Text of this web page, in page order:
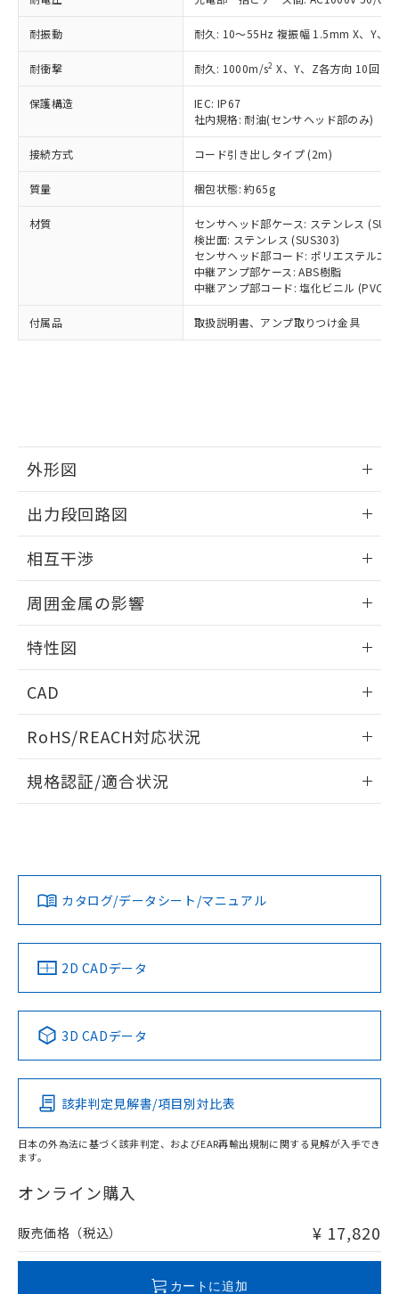
耐振動 耐久: 10～55Hz 複振幅 1.5mm X、Y、Z
耐衝撃 耐久: 1000m/s2 X、Y、Z各方向 10回
保護構造
IEC: IP67
社内規格: 耐油(センサヘッド部のみ)
接続方式 コード引き出しタイプ (2m)
質量 梱包状態: 約65g
材質
センサヘッド部ケース: ステンレス
検出面: ステンレス (SUS303)
センサヘッド部コード: ポリエステルエ
中継アンプ部ケース: ABS樹脂
中継アンプ部コード: 塩化ビニル (PVC)
付属品 取扱説明書、アンプ取りつけ金具
外形図
外形図
出力段回路図
出力段回路図
タイムチャート
相互干渉
相互干渉
A: 40mm以上、B: 30mm以上
周囲金属の影響
周囲金属の影響
アルミ材
l: 10mm以上、φd: 50mm以上、D: 10mm以上、m: 6mm以
特性図
検出物体の大きさと材質による影響
検出領域
CAD
ドすることができます。
ログイン/会員登録
ダウンロードデータをご利用いただく前に、以下を必ずお読
みください。
ソフトウェアの使用条件
RoHS/REACH対応状況
EU RoHS 注意事項・凡例
対応済み
中国 RoHS 注意事項・凡例
Pb Hg Cd Cr(VI)
O
在庫等で未対応品が混在する可能性があります。
問い合わせください。
規格認証/適合状況
LR型式承認
（イギリス
船舶規格）
DNV型式承認
（ノルウェー
BV型式承認
（フランス
KR型式
（韓国
No No No No
この製品の規格認証/適合状況ページへ
その他の認証はこちらのページからご検索ください
カタログ/データシート/マニュアル
2D CADデータ
3D CADデータ
該非判定見解書/項目別対比表
日本の外為法に基づく該非判定、およびEAR再輸出規制に関する見解が入手でき
ます。
オンライン購入
販売価格（税込） ¥ 17,820
カートに追加
記載している更新日時点での社内デー
タに基づき作成されるものであり、閲
覧された時点での実際の在庫および標
準価格とは異なる場合があることをご
了承ください。
正式な納期状況および標準価格はお客
様のお取引先、またはお客様担当のオ
ムロン制御機器販売店・当社販売員に
ご相談ください。
オムロン制御機器販売店や当社販売拠
販売ネットワーク
」をご確認
在庫状況および標準価格結果を当社の
事前の承諾なく第三者に漏洩または開
示しないようお願いします。
マイパーツ機能（部品リスト作成サー
ビス）をご利用いただくには、I-Web
メンバーズにご登録されている必要が
あります。
の共同利用に関して"
の「1.共同利
用者の範囲」に記載されている法人を
指します。
*EU RoHS指令（10物質）：
鉛(Pb) 1000ppm以下、 水銀(Hg) 1000ppm以下、 カド
六価クロム(Cr(Ⅵ)) 1000ppm以下、ポリ臭化ビフェニル
類(PBB) 1000ppm以下、ポリ臭化ジフェニルエーテル類
(PBDE) 1000ppm以下、フタル酸ビス(2-エチルヘキシ
ル) (DEHP)(別名：DOP) 1000ppm以下、フタル酸ブチ
ルベンジル（BBP） 1000ppm以下、フタル酸ジブチル
（DBP） 1000ppm以下、フタル酸ジイソブチル
但し、RoHS指令で産業用監視および制御機器に対する
図的な使用がないことを確認しています。
部品在庫の切り替え状況などにより、予定
月が前後することがあります。
EU RoHS指令（10物質）の非含有証明書
51物質の非含有証明書（当社基準）
※本証明書は発行日時点で非含有を証明す
るもので、過去に遡って非含有を証明する
また、RoHS指令のフタル酸エステル類４
物質の対応では、対応完了までの期間は出
荷製品に未対応品が混在することから備考
既に当社にて対応品への在庫切替を完了
していることから、特段のことがない限
り、2022年1月12日より割愛しておりま
*中国RoHS10物質の基準値 (GB/T26572)：
Pb(鉛) :1000ppm、 Hg(水銀) : 1000ppm、 Cd(カドミウ
Cr(Ⅵ)(六価クロム) : 1000ppm、 PBBs(ポリ臭化ビフェ
ニル類) : 1000ppm、 PBDEs(ポリ臭化ジフェニルエーテ
ル類) : 1000ppm、
DBP(フタル酸ジブチル) : 1000ppm、 DIBP(フタル酸ジ
イソブチル) : 1000ppm、 BBP(フタル酸ブチルベンジ
DEHP(フタル酸ビス(2-エチルヘキシル)) : 1000ppm
※2 環境保護使用期限
「ｅ」：有害物質（10物質）のすべてが基
準値以下であることを示します。
「10」：通常の使用状況下において有害物
質が外部に漏えいし、環境に深刻な影響を
及ぼさない年数を意味します。
「－」：未確認です。当社販売部門へお問
（以下｢規制貨物等」という）を輸出
または国外への提供する場合は、日本
国政府の輸出許可(または役務取引許
可)を取得するなどの必要な手続きを
当社は規制貨物を破棄する場合は、完
全に破砕するなど、違法に輸出されな
いよう必要な手段を講じます。
当社は貴社製品を、核兵器、ミサイ
ル、化学兵器、生物兵器またはその他
武器並びにこれらの製造装置等に一切
使用いたしません。
当社は、貴社製品を第三者に販売する
場合は、上記1、2および3の内容を当
該第三者に通知します。また当社は、
販売先および販売に係わる関係者が違
法に輸出するおそれがある場合は、取
り引きをいたしません。
一定数以上の在庫あり
一定数には満たないが在庫あり
在庫なし(最新の在庫状況につ
いては、お客様のお取引先、ま
たはお客様担当のオムロン制御
機器販売店・当社販売員にご確
認ください)
受注生産機種、また在庫状況の
情報を公開していない機種